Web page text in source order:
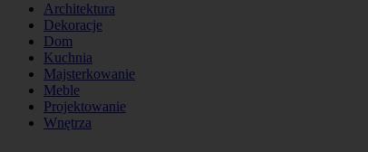
Architektura
Dekoracje
Dom
Kuchnia
Majsterkowanie
Meble
Projektowanie
Wnętrza